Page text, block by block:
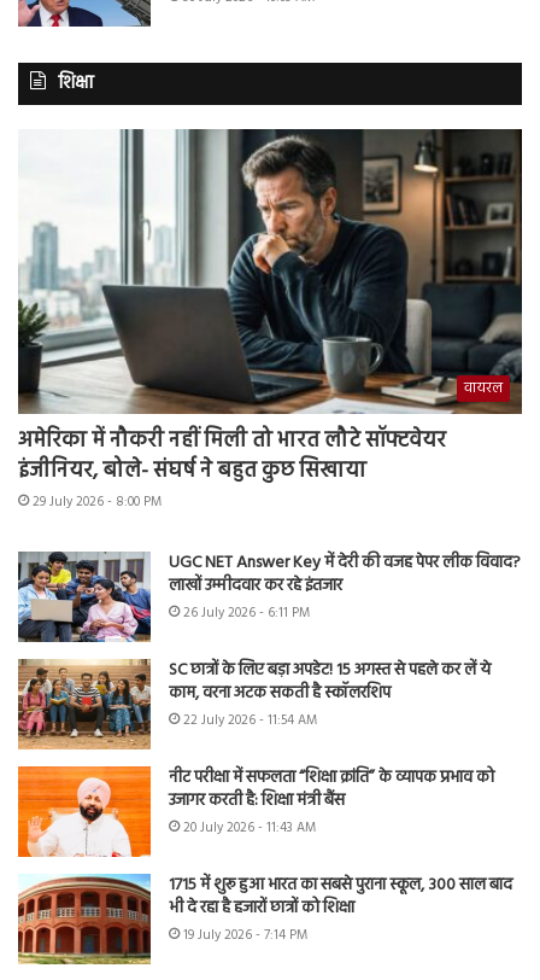
शिक्षा
वायरल
अमेरिका में नौकरी नहीं मिली तो भारत लौटे सॉफ्टवेयर
इंजीनियर, बोले- संघर्ष ने बहुत कुछ सिखाया
29 July 2026 - 8:00 PM
UGC NET Answer Key में देरी की वजह पेपर लीक विवाद?
लाखों उम्मीदवार कर रहे इंतजार
26 July 2026 - 6:11 PM
SC छात्रों के लिए बड़ा अपडेट! 15 अगस्त से पहले कर लें ये
काम, वरना अटक सकती है स्कॉलरशिप
22 July 2026 - 11:54 AM
नीट परीक्षा में सफलता “शिक्षा क्रांति” के व्यापक प्रभाव को
उजागर करती है: शिक्षा मंत्री बैंस
20 July 2026 - 11:43 AM
1715 में शुरू हुआ भारत का सबसे पुराना स्कूल, 300 साल बाद
भी दे रहा है हजारों छात्रों को शिक्षा
19 July 2026 - 7:14 PM